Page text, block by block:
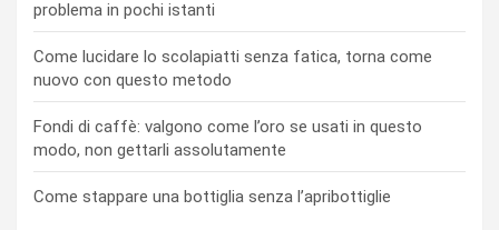
problema in pochi istanti
Come lucidare lo scolapiatti senza fatica, torna come
nuovo con questo metodo
Fondi di caffè: valgono come l’oro se usati in questo
modo, non gettarli assolutamente
Come stappare una bottiglia senza l’apribottiglie